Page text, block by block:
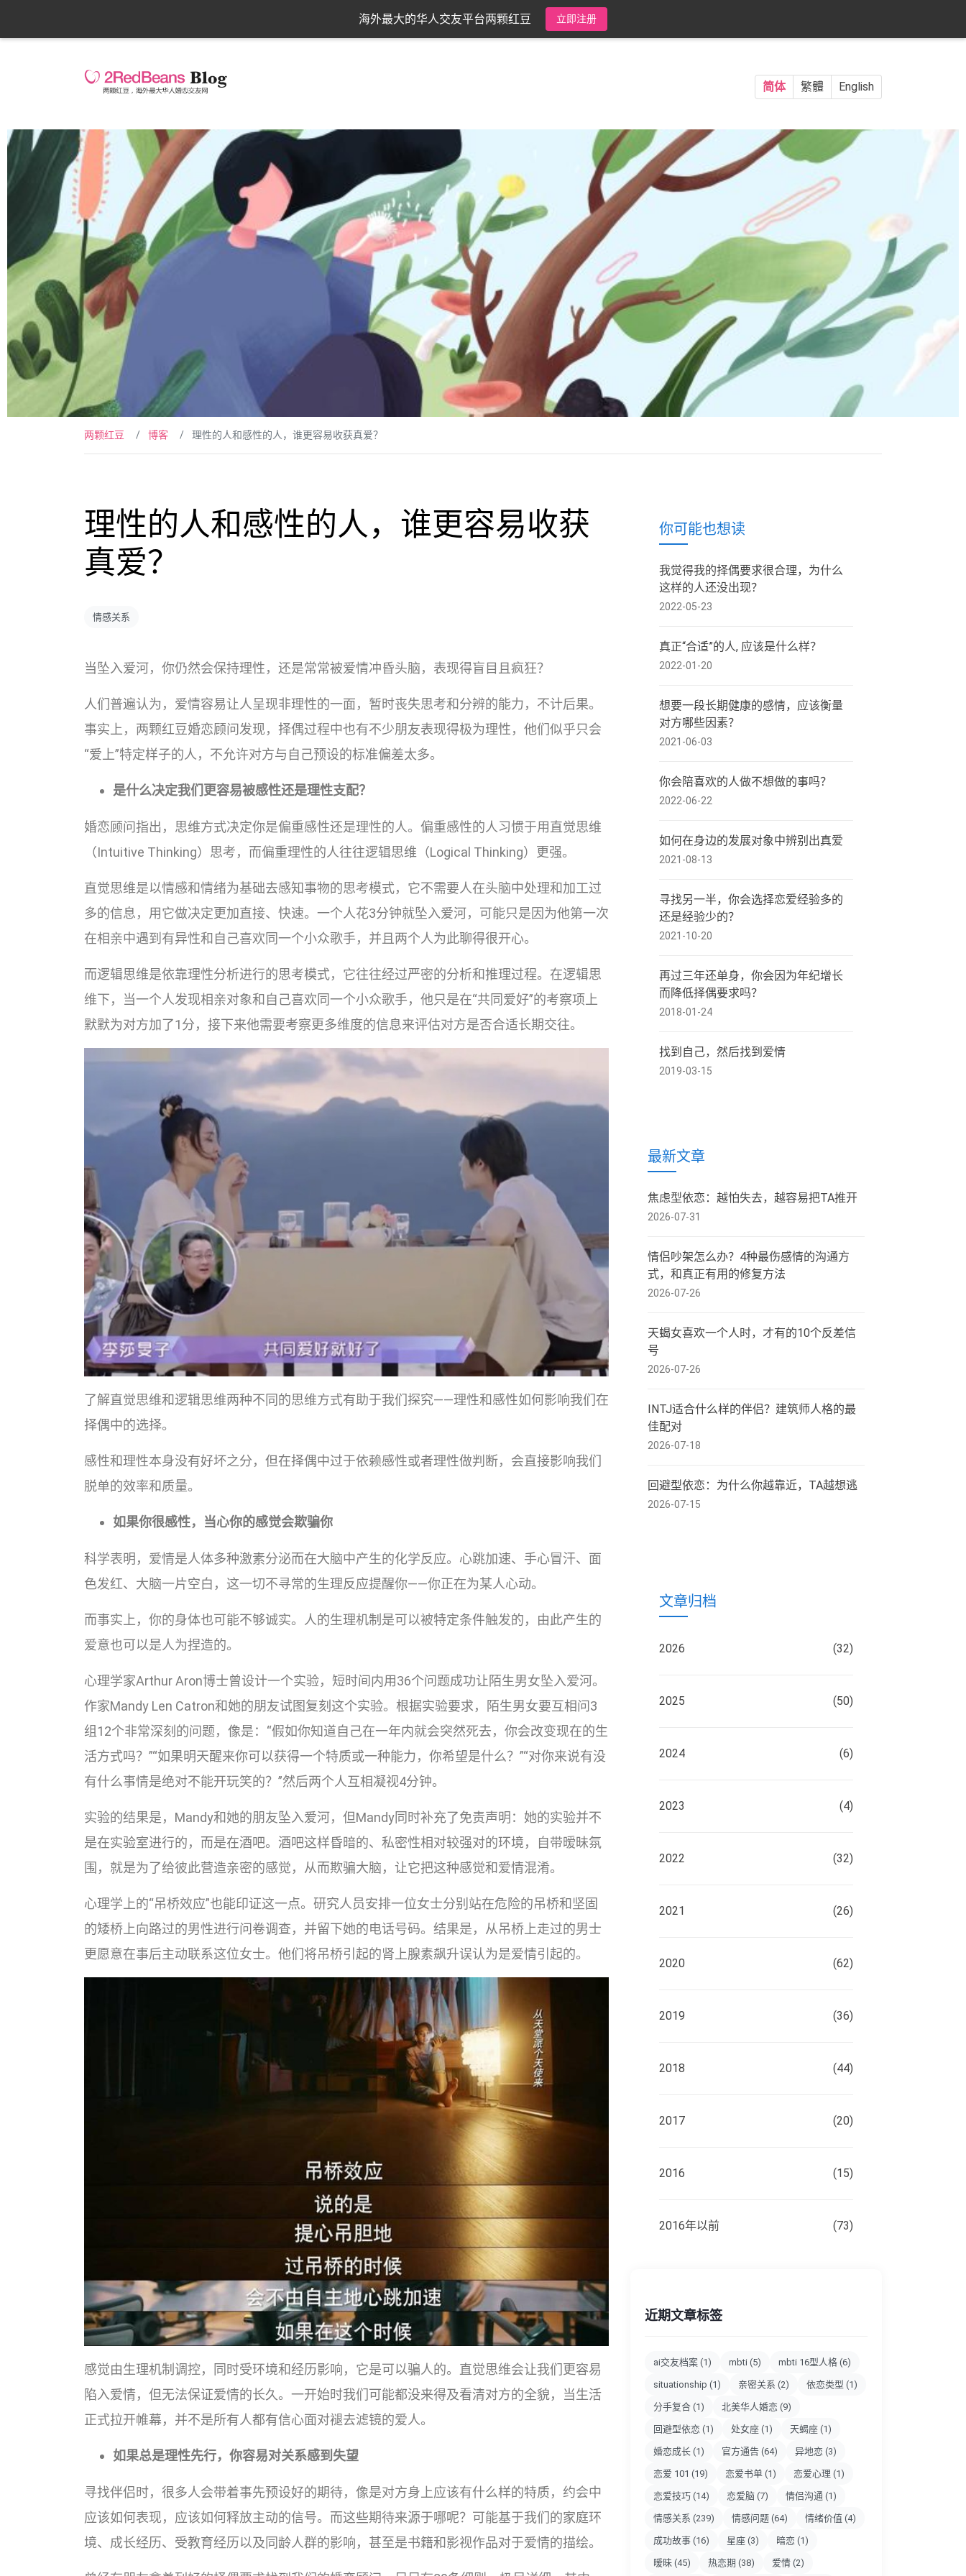
海外最大的华人交友平台两颗红豆 立即注册
简体 繁體 English
两颗红豆 博客 理性的人和感性的人，谁更容易收获真爱？
理性的人和感性的人，谁更容易收获
真爱？
情感关系
当坠入爱河，你仍然会保持理性，还是常常被爱情冲昏头脑，表现得盲目且疯狂？
人们普遍认为，爱情容易让人呈现非理性的一面，暂时丧失思考和分辨的能力，不计后果。
事实上，两颗红豆婚恋顾问发现，择偶过程中也有不少朋友表现得极为理性，他们似乎只会
“爱上”特定样子的人，不允许对方与自己预设的标准偏差太多。
是什么决定我们更容易被感性还是理性支配？
婚恋顾问指出，思维方式决定你是偏重感性还是理性的人。偏重感性的人习惯于用直觉思维
（Intuitive Thinking）思考，而偏重理性的人往往逻辑思维（Logical Thinking）更强。
直觉思维是以情感和情绪为基础去感知事物的思考模式，它不需要人在头脑中处理和加工过
多的信息，用它做决定更加直接、快速。一个人花3分钟就坠入爱河，可能只是因为他第一次
在相亲中遇到有异性和自己喜欢同一个小众歌手，并且两个人为此聊得很开心。
而逻辑思维是依靠理性分析进行的思考模式，它往往经过严密的分析和推理过程。在逻辑思
维下，当一个人发现相亲对象和自己喜欢同一个小众歌手，他只是在“共同爱好”的考察项上
默默为对方加了1分，接下来他需要考察更多维度的信息来评估对方是否合适长期交往。
了解直觉思维和逻辑思维两种不同的思维方式有助于我们探究——理性和感性如何影响我们在
择偶中的选择。
感性和理性本身没有好坏之分，但在择偶中过于依赖感性或者理性做判断，会直接影响我们
脱单的效率和质量。
如果你很感性，当心你的感觉会欺骗你
科学表明，爱情是人体多种激素分泌而在大脑中产生的化学反应。心跳加速、手心冒汗、面
色发红、大脑一片空白，这一切不寻常的生理反应提醒你——你正在为某人心动。
而事实上，你的身体也可能不够诚实。人的生理机制是可以被特定条件触发的，由此产生的
爱意也可以是人为捏造的。
心理学家Arthur Aron博士曾设计一个实验，短时间内用36个问题成功让陌生男女坠入爱河。
作家Mandy Len Catron和她的朋友试图复刻这个实验。根据实验要求，陌生男女要互相问3
组12个非常深刻的问题，像是：“假如你知道自己在一年内就会突然死去，你会改变现在的生
活方式吗？”“如果明天醒来你可以获得一个特质或一种能力，你希望是什么？”“对你来说有没
有什么事情是绝对不能开玩笑的？”然后两个人互相凝视4分钟。
实验的结果是，Mandy和她的朋友坠入爱河，但Mandy同时补充了免责声明：她的实验并不
是在实验室进行的，而是在酒吧。酒吧这样昏暗的、私密性相对较强对的环境，自带暧昧氛
围，就是为了给彼此营造亲密的感觉，从而欺骗大脑，让它把这种感觉和爱情混淆。
心理学上的“吊桥效应”也能印证这一点。研究人员安排一位女士分别站在危险的吊桥和坚固
的矮桥上向路过的男性进行问卷调查，并留下她的电话号码。结果是，从吊桥上走过的男士
更愿意在事后主动联系这位女士。他们将吊桥引起的肾上腺素飙升误认为是爱情引起的。
感觉由生理机制调控，同时受环境和经历影响，它是可以骗人的。直觉思维会让我们更容易
陷入爱情，但无法保证爱情的长久。一开始时我们可能都没来得及看清对方的全貌，当生活
正式拉开帷幕，并不是所有人都有信心面对褪去滤镜的爱人。
如果总是理性先行，你容易对关系感到失望
寻找伴侣时，很多人会带着事先预设好的期待，像是对方身上应该有什么样的特质，约会中
应该如何表现，应该如何释放主动的信号。而这些期待来源于哪呢？可能基于我们的家庭环
境、成长经历、受教育经历以及同龄人群的影响，甚至是书籍和影视作品对于爱情的描绘。
你可能也想读
我觉得我的择偶要求很合理，为什么
这样的人还没出现？
2022-05-23
真正“合适”的人, 应该是什么样？
2022-01-20
想要一段长期健康的感情，应该衡量
对方哪些因素？
2021-06-03
你会陪喜欢的人做不想做的事吗？
2022-06-22
如何在身边的发展对象中辨别出真爱
2021-08-13
寻找另一半，你会选择恋爱经验多的
还是经验少的？
2021-10-20
再过三年还单身，你会因为年纪增长
而降低择偶要求吗？
2018-01-24
找到自己，然后找到爱情
2019-03-15
最新文章
焦虑型依恋：越怕失去，越容易把TA推开
2026-07-31
情侣吵架怎么办？4种最伤感情的沟通方
式，和真正有用的修复方法
2026-07-26
天蝎女喜欢一个人时，才有的10个反差信
号
2026-07-26
INTJ适合什么样的伴侣？建筑师人格的最
佳配对
2026-07-18
回避型依恋：为什么你越靠近，TA越想逃
2026-07-15
文章归档
2026 (32)
2025 (50)
2024 (6)
2023 (4)
2022 (32)
2021 (26)
2020 (62)
2019 (36)
2018 (44)
2017 (20)
2016 (15)
2016年以前 (73)
近期文章标签
ai交友档案 (1) mbti (5) mbti 16型人格 (6)
situationship (1) 亲密关系 (2) 依恋类型 (1)
分手复合 (1) 北美华人婚恋 (9)
回避型依恋 (1) 处女座 (1) 天蝎座 (1)
婚恋成长 (1) 官方通告 (64) 异地恋 (3)
恋爱 101 (19) 恋爱书单 (1) 恋爱心理 (1)
恋爱技巧 (14) 恋爱脑 (7) 情侣沟通 (1)
情感关系 (239) 情感问题 (64) 情绪价值 (4)
成功故事 (16) 星座 (3) 暗恋 (1)
暧昧 (45) 热恋期 (38) 爱情 (2)